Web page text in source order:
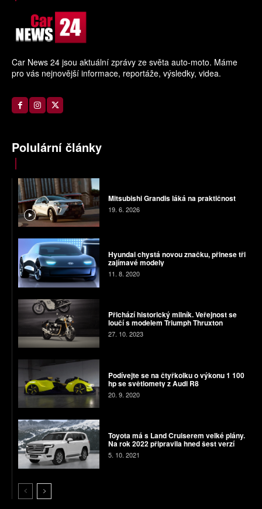
Car News 24 jsou aktuální zprávy ze světa auto-moto. Máme
pro vás nejnovější informace, reportáže, výsledky, videa.
Polulární články
Mitsubishi Grandis láká na praktičnost
19. 6. 2026
Hyundai chystá novou značku, přinese tři
zajímavé modely
11. 8. 2020
Přichází historický milník. Veřejnost se
loučí s modelem Triumph Thruxton
27. 10. 2023
Podívejte se na čtyřkolku o výkonu 1 100
hp se světlomety z Audi R8
20. 9. 2020
Toyota má s Land Cruiserem velké plány.
Na rok 2022 připravila hned šest verzí
5. 10. 2021